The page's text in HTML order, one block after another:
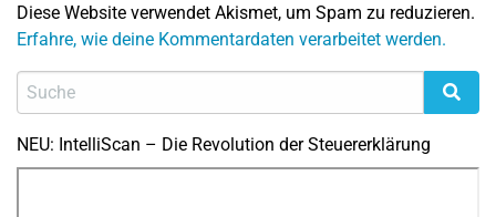
Diese Website verwendet Akismet, um Spam zu reduzieren.
Erfahre, wie deine Kommentardaten verarbeitet werden.
NEU: IntelliScan – Die Revolution der Steuererklärung